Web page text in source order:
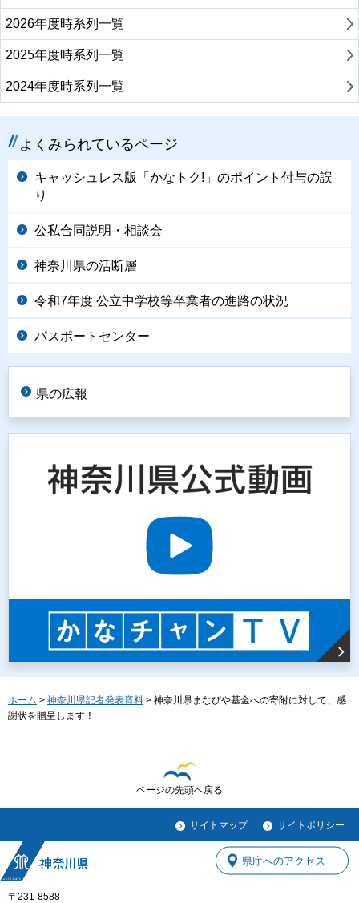
2026年度時系列一覧
2025年度時系列一覧
2024年度時系列一覧
よくみられているページ
キャッシュレス版「かなトク!」のポイント付与の誤
り
公私合同説明・相談会
神奈川県の活断層
令和7年度 公立中学校等卒業者の進路の状況
パスポートセンター
県の広報
ホーム > 神奈川県記者発表資料 > 神奈川県まなびや基金への寄附に対して、感
謝状を贈呈します！
ページの先頭へ戻る
サイトマップ サイトポリシー
〒231-8588
県庁へのアクセス